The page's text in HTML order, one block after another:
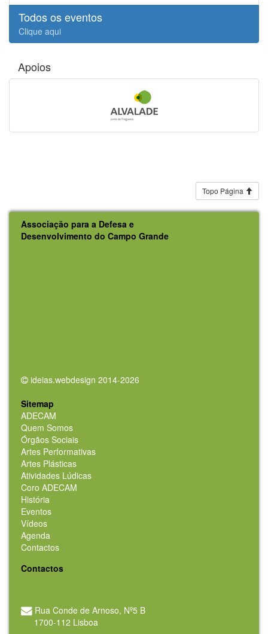
Todos os eventos
Clique aqui
Apoios
Topo Página
Associação para a Defesa e
Desenvolvimento do Campo Grande
ideias.webdesign 2014-2026
Sitemap
ADECAM
Quem Somos
Órgãos Sociais
Artes Performativas
Artes Plásticas
Atividades Lúdicas
Coro ADECAM
História
Eventos
Vídeos
Agenda
Contactos
Contactos
Rua Conde de Arnoso, Nº5 B
1700-112 Lisboa